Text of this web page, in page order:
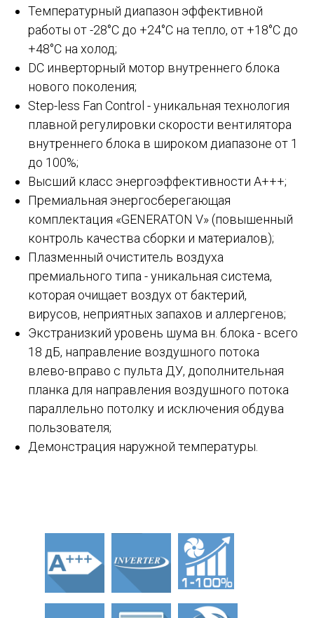
Температурный диапазон эффективной
работы от -28°C до +24°C на тепло, от +18°C до
+48°C на холод;
DC инверторный мотор внутреннего блока
нового поколения;
Step-less Fan Control - уникальная технология
плавной регулировки скорости вентилятора
внутреннего блока в широком диапазоне от 1
до 100%;
Высший класс энергоэффективности А+++;
Премиальная энергосберегающая
комплектация «GENERATON V» (повышенный
контроль качества сборки и материалов);
Плазменный очиститель воздуха
премиального типа - уникальная система,
которая очищает воздух от бактерий,
вирусов, неприятных запахов и аллергенов;
Экстранизкий уровень шума вн. блока - всего
18 дБ, направление воздушного потока
влево-вправо с пульта ДУ, дополнительная
планка для направления воздушного потока
параллельно потолку и исключения обдува
пользователя;
Демонстрация наружной температуры.